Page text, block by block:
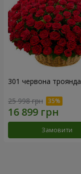
301 червона троянда
25 998 грн
Замовити